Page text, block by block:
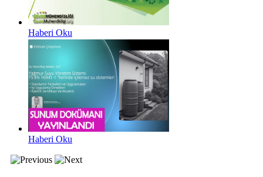
Haberi Oku
Haberi Oku